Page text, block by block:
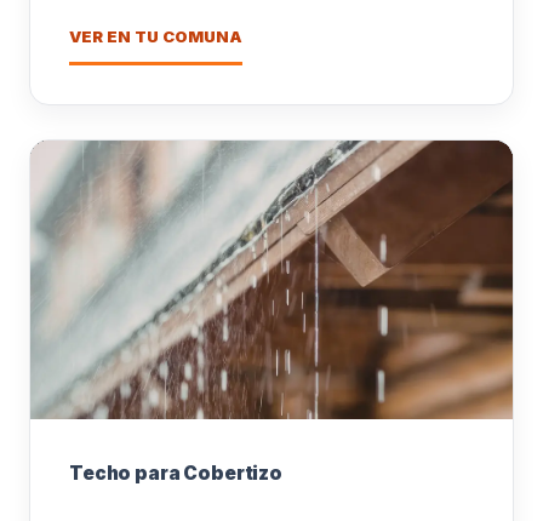
VER EN TU COMUNA
Techo para Cobertizo